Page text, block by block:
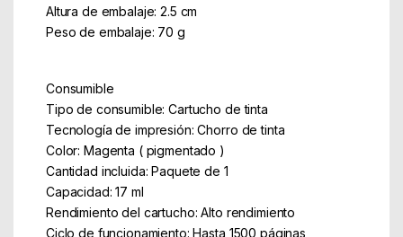
Altura de embalaje: 2.5 cm
Peso de embalaje: 70 g
Consumible
Tipo de consumible: Cartucho de tinta
Tecnología de impresión: Chorro de tinta
Color: Magenta ( pigmentado )
Cantidad incluida: Paquete de 1
Capacidad: 17 ml
Rendimiento del cartucho: Alto rendimiento
Ciclo de funcionamiento: Hasta 1500 páginas